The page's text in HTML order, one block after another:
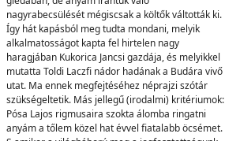
nagyrabecsülését mégiscsak a költők váltották ki.
Így hát kapásból meg tudta mondani, melyik
alkalmatosságot kapta fel hirtelen nagy
haragjában Kukorica Jancsi gazdája, és melyikkel
mutatta Toldi Laczfi nádor hadának a Budára vivő
utat. Ma ennek megfejtéséhez néprajzi szótár
szükségeltetik. Más jellegű (irodalmi) kritériumok:
Pósa Lajos rigmusaira szokta álomba ringatni
anyám a tőlem közel hat évvel fiatalabb öcsémet.